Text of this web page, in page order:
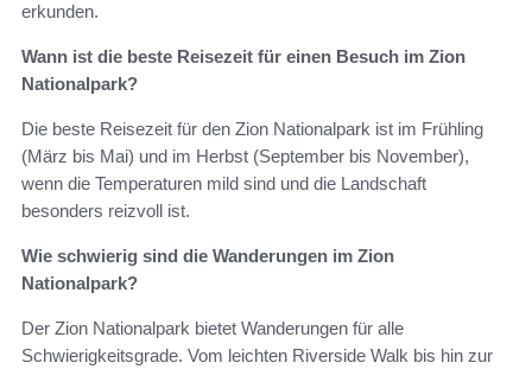
erkunden.
Wann ist die beste Reisezeit für einen Besuch im Zion
Nationalpark?
Die beste Reisezeit für den Zion Nationalpark ist im Frühling
(März bis Mai) und im Herbst (September bis November),
wenn die Temperaturen mild sind und die Landschaft
besonders reizvoll ist.
Wie schwierig sind die Wanderungen im Zion
Nationalpark?
Der Zion Nationalpark bietet Wanderungen für alle
Schwierigkeitsgrade. Vom leichten Riverside Walk bis hin zur